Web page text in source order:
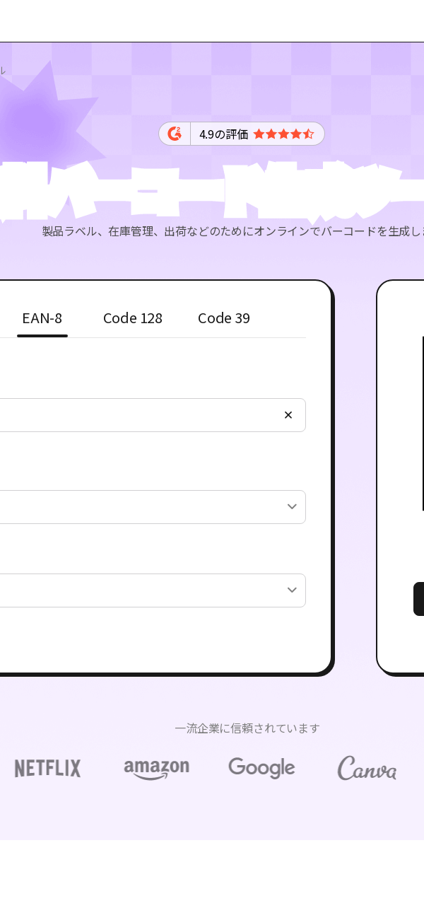
4.9の評価
バーコード生成ツ
製品ラベル、在庫管理、出荷などのためにオンラインでバーコードを生成し
EAN-8 Code 128 Code 39
一流企業に信頼されています